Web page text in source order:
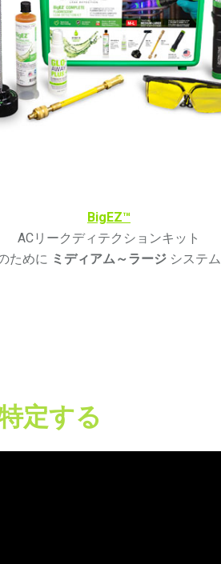
BigEZ™
ACリークディテクションキット
ために ミディアム～ラージ システム
定する